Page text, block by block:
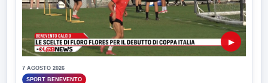
▶
7 AGOSTO 2026
SPORT BENEVENTO